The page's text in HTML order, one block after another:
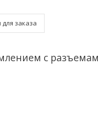
заказа
с